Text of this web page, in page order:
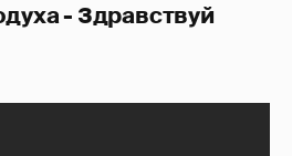
- Здравствуй